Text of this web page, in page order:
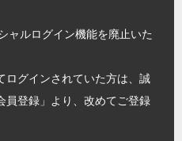
ャルログイン機能を廃止いた
ログインされていた方は、誠
員登録」より、改めてご登録